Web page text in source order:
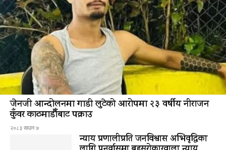
जेनजी आन्दोलनमा गाडी लुटेको आरोपमा २३ वर्षीय नीराजन
कुँवर काठमाडौँबाट पक्राउ
२०८३ साउन ७
न्याय प्रणालीप्रति जनविश्वास अभिवृद्धिका